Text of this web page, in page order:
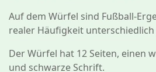
Auf dem Würfel sind Fußball-
realer Häufigkeit
Der Würfel hat 12 Seiten, einen
und schwarze Schrift.